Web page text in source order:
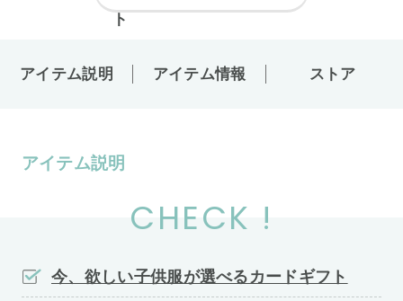
アイテム説明 アイテム情報 ストア
アイテム説明
CHECK !
今、欲しい子供服が選べるカードギフト